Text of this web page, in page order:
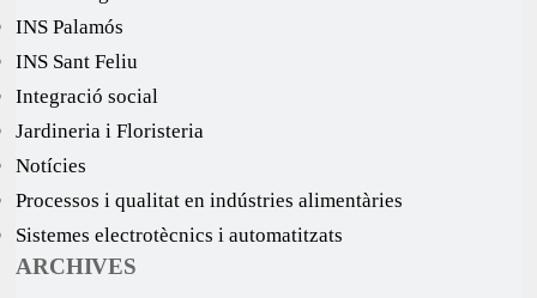
INS Palamós
INS Sant Feliu
Integració social
Jardineria i Floristeria
Notícies
Processos i qualitat en indústries alimentàries
Sistemes electrotècnics i automatitzats
ARCHIVES